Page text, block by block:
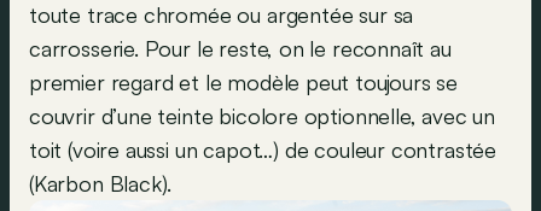
toute trace chromée ou argentée sur sa
carrosserie. Pour le reste, on le reconnaît au
premier regard et le modèle peut toujours se
couvrir d’une teinte bicolore optionnelle, avec un
toit (voire aussi un capot…) de couleur contrastée
(Karbon Black).